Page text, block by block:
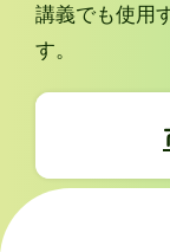
講義でも使用
す。